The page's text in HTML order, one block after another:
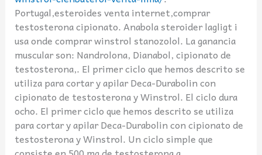
Portugal,esteroides venta internet,comprar
testosterona cipionato. Anabola steroider lagligt i
usa onde comprar winstrol stanozolol. La ganancia
muscular son: Nandrolona, Dianabol, cipionato de
testosterona,. El primer ciclo que hemos descrito se
utiliza para cortar y apilar Deca-Durabolin con
cipionato de testosterona y Winstrol. El ciclo dura
ocho. El primer ciclo que hemos descrito se utiliza
para cortar y apilar Deca-Durabolin con cipionato de
testosterona y Winstrol. Un ciclo simple que